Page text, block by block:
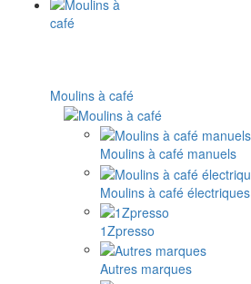
Moulins à café
Moulins à café manuels
Moulins à café électriques
1Zpresso
Autres marques